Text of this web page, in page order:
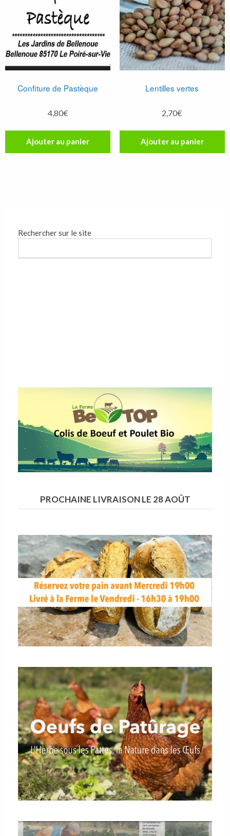
Confiture de Pastèque
4,80€
Ajouter au panier
Lentilles vertes
2,70€
Ajouter au panier
Rechercher sur le site
PROCHAINE LIVRAISON LE 28 AOÛT